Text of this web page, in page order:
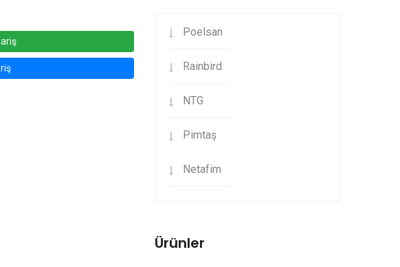
Poelsan
Rainbird
NTG
Pimtaş
Netafim
Ürünler